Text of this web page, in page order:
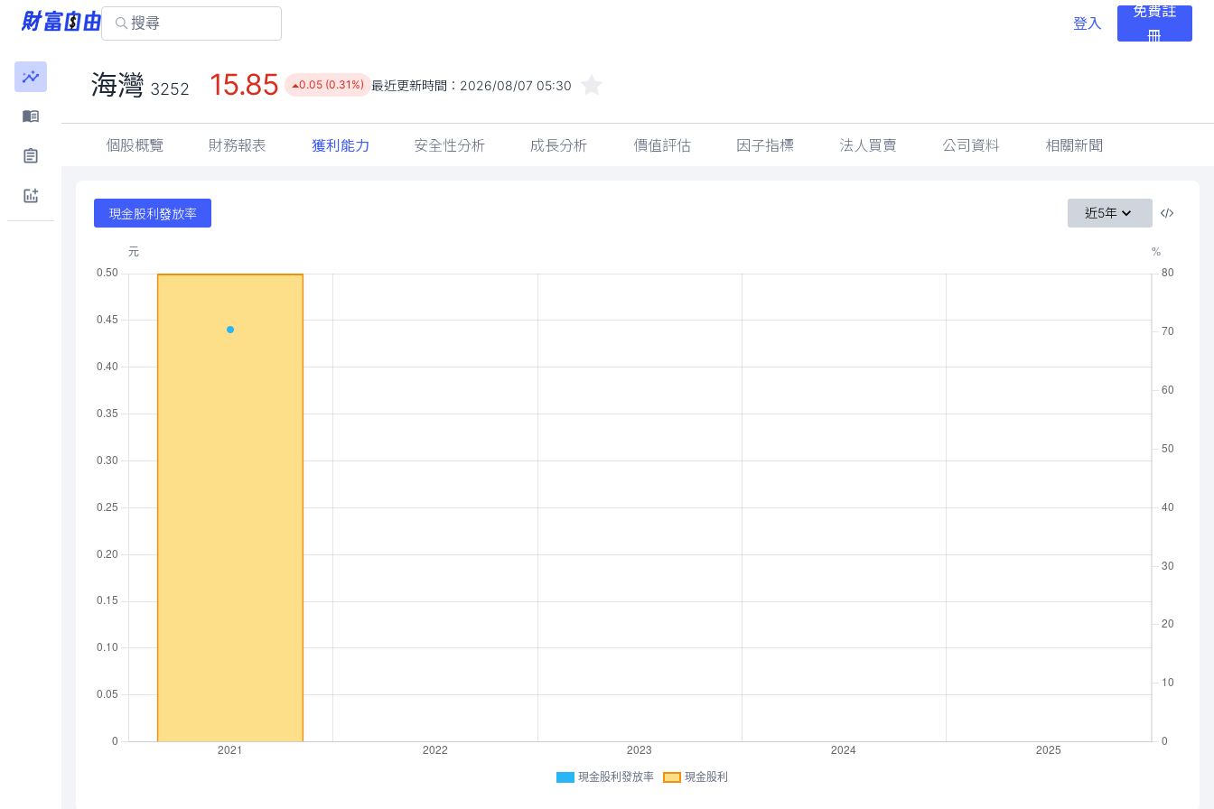
登入
免費註
冊
海灣 3252 15.85 0.05 (0.31%) 最近更新時間： 2026/08/07 05:30
個股概覽 財務報表 獲利能力 安全性分析 成長分析 價值評估 因子指標 法人買賣 公司資料 相關新聞
現金股利發放率 近5年
現金股利發放率 現金股利